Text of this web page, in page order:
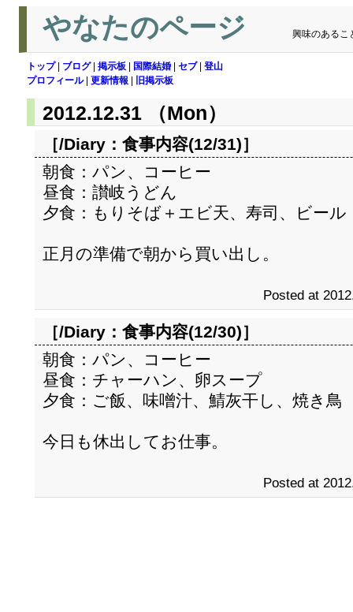
やなたのページ 興味のあるこ
トップ| ブログ| 掲示板 国際結婚 セブ| 登山
プロフィール| 更新情報 旧掲示板
2012.12.31 （Mon）
［/Diary： 食事内容(12/31)］
朝食：パン、コーヒー
昼食：讃岐うどん
夕食：もりそば＋エビ天、寿司、ビール
正月の準備で朝から買い出し。
Posted at
［/Diary： 食事内容(12/30)］
朝食：パン、コーヒー
昼食：チャーハン、卵スープ
夕食：ご飯、味噌汁、鯖灰干し、焼き鳥
今日も休出してお仕事。
Posted at